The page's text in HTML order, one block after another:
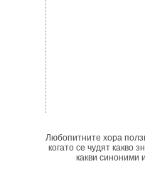
Любопитните хора
когато се чудят какво
какви синоними